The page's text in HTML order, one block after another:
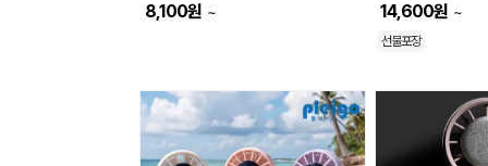
8,100원 ~ 14,600원 ~
선물포장